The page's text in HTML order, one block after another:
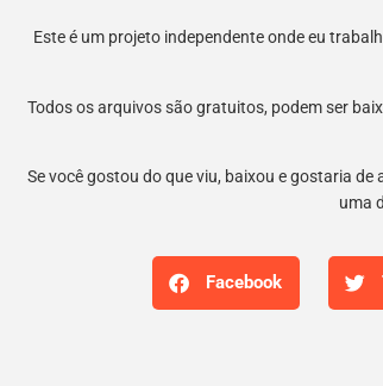
Este é um projeto independente onde eu
Todos os arquivos são gratuitos, podem ser
Se você gostou do que viu, baixou e gostaria
uma
Facebook